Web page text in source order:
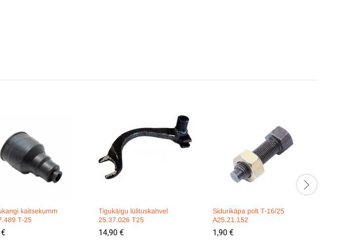
kaitsekumm
T-25
€
Tigukäigu lülituskahvel
25.37.026 T25
14,90 €
Sidurikäpa polt T-16/25
A25.21.152
1,90 €